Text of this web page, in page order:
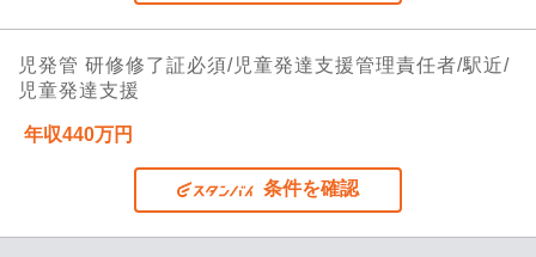
児発管 研修修了証必須/児童発達支援管理責任者/駅近/
児童発達支援
年収440万円
条件を確認